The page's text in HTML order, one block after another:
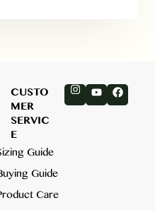
CUSTO
MER
SERVIC
E
Guide
Guide
Care